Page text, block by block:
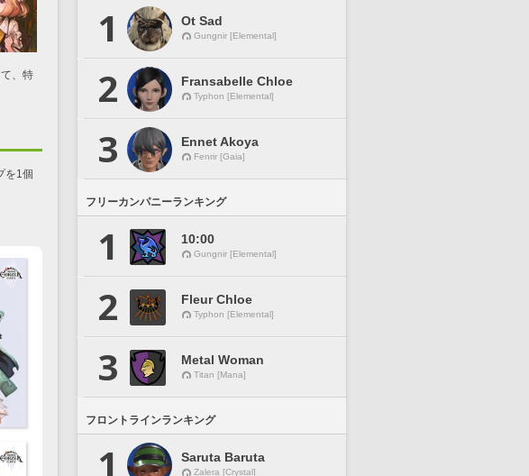
、特
を1個
1 Ot Sad
Gungnir [Elemental]
2 Fransabelle Chloe
Typhon [Elemental]
3 Ennet Akoya
Fenrir [Gaia]
フリーカンパニーランキング
1 10:00
Gungnir [Elemental]
2 Fleur Chloe
Typhon [Elemental]
3 Metal Woman
Titan [Mana]
フロントラインランキング
1 Saruta Baruta
Zalera [Crystal]